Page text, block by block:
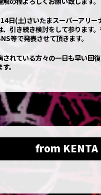
日(土)さいたまスーパーアリー
、引き続き検討をして参ります
等で発表させて頂きます。
されている方々の一日も早い回
。
from KENTA